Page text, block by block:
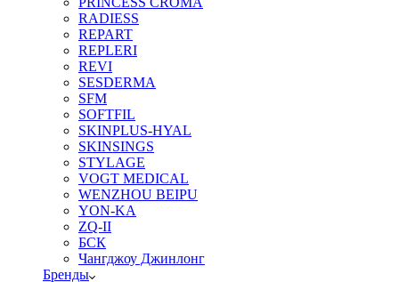
RADIESS
REPART
REPLERI
REVI
SESDERMA
SFM
SOFTFIL
SKINPLUS-HYAL
SKINSINGS
STYLAGE
VOGT MEDICAL
WENZHOU BEIPU
YON-KA
ZQ-II
БСК
Чангджоу Джинлонг
Бренды